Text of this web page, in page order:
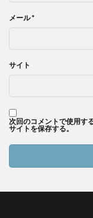
メール*
サイト
次回のコメントで使用す
サイトを保存する。